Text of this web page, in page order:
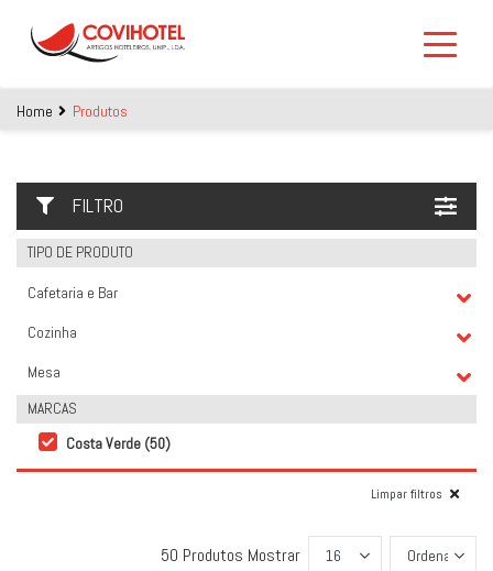
Home Produtos
FILTRO
TIPO DE PRODUTO
Cafetaria e Bar
Cozinha
Mesa
MARCAS
Costa Verde (50)
Limpar filtros
50 Produtos Mostrar